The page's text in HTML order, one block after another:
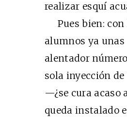
realizar esquí
Pues bien: con
alumnos ya
alentador
sola inyección
—¿se cura acaso
queda instalado